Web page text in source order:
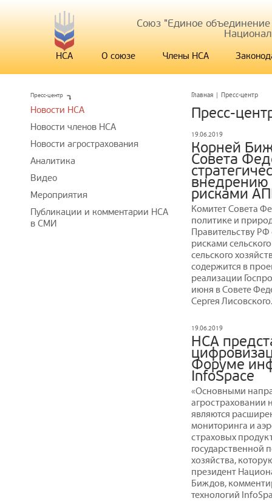
Союз "Единое
НСА О союзе Члены НСА
Главная | Пресс-центр
Пресс-
19.06.2019
Корней
Совета
внедрению
рисками
Комитет Совета
политике и
Правительству РФ
рисками
сельского
содержится в
реализации
июня в Совете
Сергея Лисовского.
19.06.2019
НСА
Форуме
InfoSpace
«Основными
агростраховании
являются
мониторинга и
страховых
государственной
хозяйства,
президент
Биждов,
технологий
Пресс-центр
Новости НСА
Новости членов НСА
Новости агрострахования
Аналитика
Видео
Мероприятия
Публикации и комментарии НСА
в СМИ